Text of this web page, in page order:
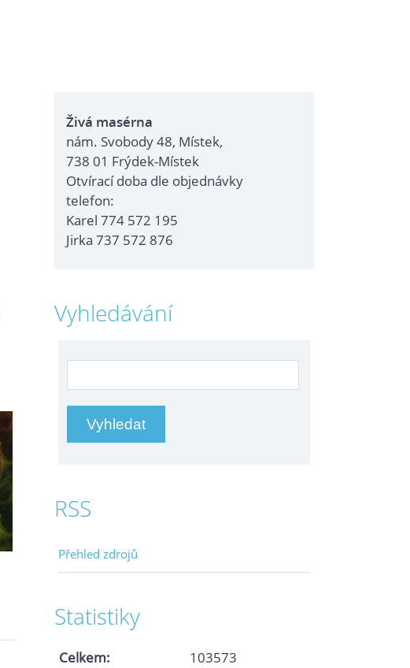
Živá masérna
nám. Svobody 48, Místek,
738 01 Frýdek-Místek
Otvírací doba dle objednávky
telefon:
Karel 774 572 195
Jirka 737 572 876
Vyhledávání
RSS
Přehled zdrojů
Statistiky
Celkem: 103573